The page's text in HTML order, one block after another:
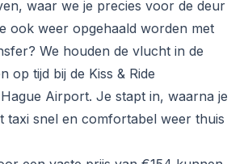
waar we je precies voor de deur
ook weer opgehaald worden met
We houden de vlucht in de
op tijd bij de Kiss & Ride
Airport. Je stapt in, waarna je
taxi snel en comfortabel weer thuis